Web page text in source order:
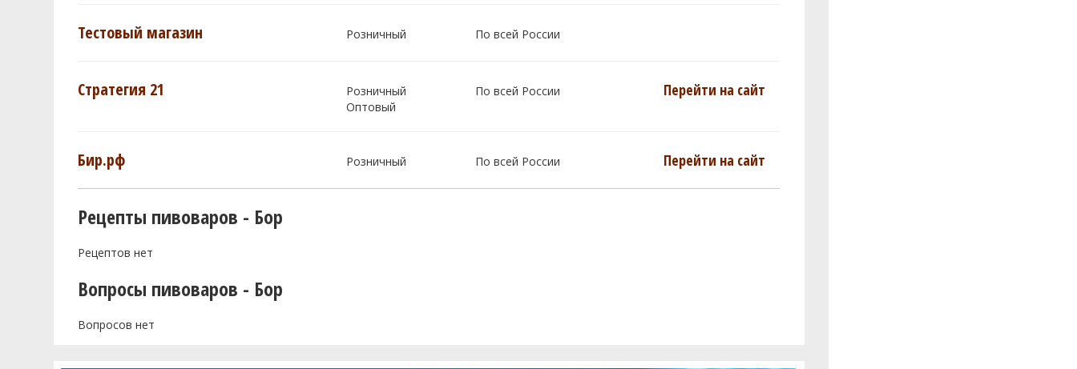
Тестовый магазин Розничный По всей России
Стратегия 21
Розничный
Оптовый
По всей России Перейти на сайт
Бир.рф Розничный По всей России Перейти на сайт
Рецепты пивоваров - Бор
Рецептов нет
Вопросы пивоваров - Бор
Вопросов нет